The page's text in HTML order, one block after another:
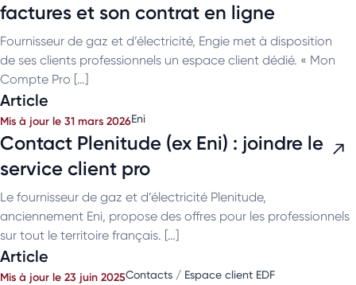
factures et son contrat en ligne
Fournisseur de gaz et d’électricité, Engie met à disposition
de ses clients professionnels un espace client dédié. « Mon
Compte Pro […]
Article
Mis à jour le 31 mars 2026Eni
Contact Plenitude (ex Eni) : joindre le
service client pro
Le fournisseur de gaz et d’électricité Plenitude,
anciennement Eni, propose des offres pour les professionnels
sur tout le territoire français. […]
Article
Mis à jour le 23 juin 2025Contacts / Espace client EDF